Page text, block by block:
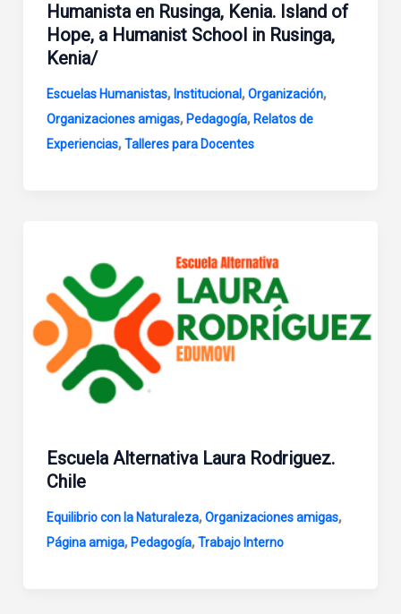
Humanista en Rusinga, Kenia. Island of
Hope, a Humanist School in Rusinga,
Kenia/
Escuelas Humanistas, Institucional,Organización,
Organizaciones amigas, Pedagogía, Relatos de
Experiencias,Talleres para Docentes
Escuela Alternativa Laura Rodriguez.
Chile
Equilibrio con la Naturaleza,Organizaciones amigas,
Página amiga, Pedagogía,Trabajo Interno